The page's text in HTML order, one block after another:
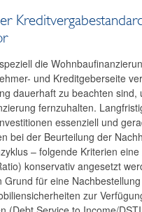
die
und Kreditgeberseite
dauerhaft zu beachten
fernzuhalten.
essenziell und
bei der Beurteilung der
– folgende Kriterien
konservativ angesetzt
Grund für eine
zur